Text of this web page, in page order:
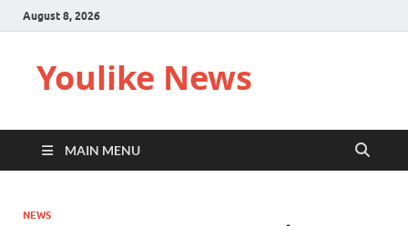
August 8, 2026
Youlike News
MAIN MENU
NEWS